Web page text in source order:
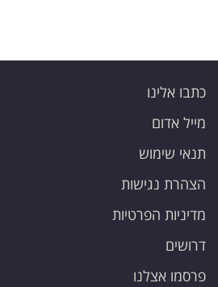
כתבו אלינו
מייל אדום
תנאי שימוש
הצהרת נגישות
מדיניות הפרטיות
דרושים
פרסמו אצלנו